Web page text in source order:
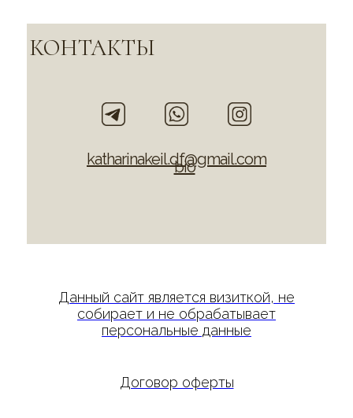
katharinakeil.df@gmail.com
bio
КОНТАКТЫ
Данный сайт является визиткой, не
собирает и не обрабатывает
персональные данные
Договор оферты